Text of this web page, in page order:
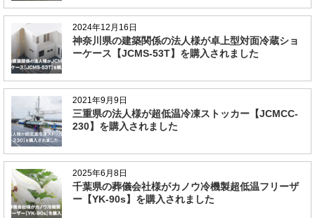
2024年12月16日
神奈川県の建築関係の法人様が卓上型対面冷蔵ショ
ーケース【JCMS-53T】を購入されました
2021年9月9日
三重県の法人様が超低温冷凍ストッカー【JCMCC-
230】を購入されました
2025年6月8日
千葉県の葬儀会社様がカノウ冷機製超低温フリーザ
ー【YK-90s】を購入されました